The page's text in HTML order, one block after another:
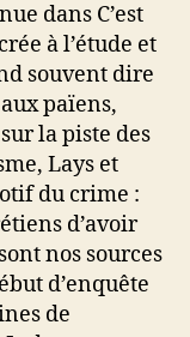
dans C’est
à l’étude et
souvent dire
païens,
la piste des
Lays et
du crime :
d’avoir
nos sources
d’enquête
de